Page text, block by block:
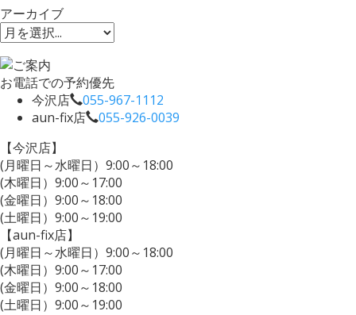
アーカイブ
お電話での予約優先
今沢店
055-967-1112
aun-fix店
055-926-0039
【今沢店】
(月曜日～水曜日）9:00～18:00
(木曜日）9:00～17:00
(金曜日）9:00～18:00
(土曜日）9:00～19:00
【aun-fix店】
(月曜日～水曜日）9:00～18:00
(木曜日）9:00～17:00
(金曜日）9:00～18:00
(土曜日）9:00～19:00